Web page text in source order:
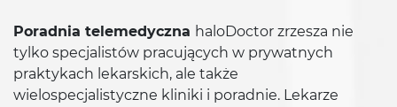
Poradnia telemedyczna haloDoctor zrzesza nie
tylko specjalistów pracujących w prywatnych
praktykach lekarskich, ale także
wielospecjalistyczne kliniki i poradnie. Lekarze